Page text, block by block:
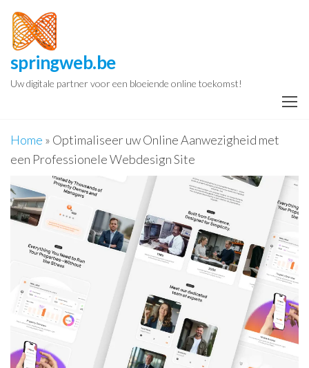
Spring
naar
de
inhoud
springweb.be
Uw digitale partner voor een bloeiende online toekomst!
Home » Optimaliseer uw Online Aanwezigheid met
een Professionele Webdesign Site